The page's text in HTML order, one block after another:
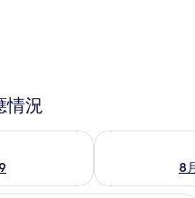
情況
供應情況
8
查看明天 (8月